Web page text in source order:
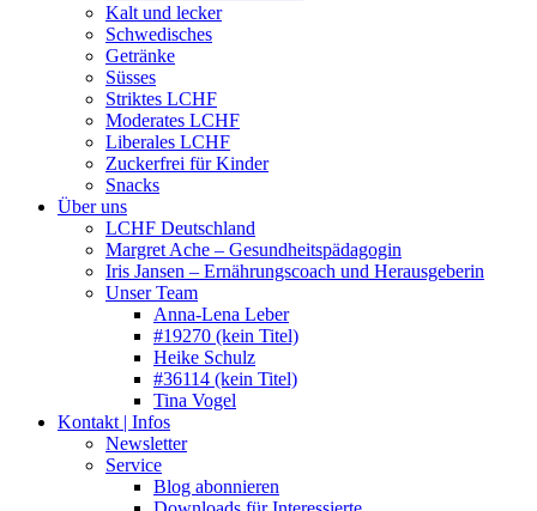
Kalt und lecker
Schwedisches
Getränke
Süsses
Striktes LCHF
Moderates LCHF
Liberales LCHF
Zuckerfrei für Kinder
Snacks
Über uns
LCHF Deutschland
Margret Ache – Gesundheitspädagogin
Iris Jansen – Ernährungscoach und Herausgeberin
Unser Team
Anna-Lena Leber
#19270 (kein Titel)
Heike Schulz
#36114 (kein Titel)
Tina Vogel
Kontakt | Infos
Newsletter
Service
Blog abonnieren